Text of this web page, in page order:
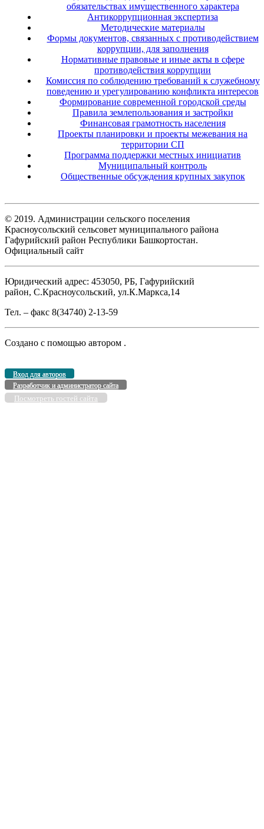
обязательствах имущественного характера
Антикоррупционная экспертиза
Методические материалы
Формы документов, связанных с противодействием
коррупции, для заполнения
Нормативные правовые и иные акты в сфере
противодействия коррупции
Комиссия по соблюдению требований к служебному
поведению и урегулированию конфликта интересов
Формирование современной городской среды
Правила землепользования и застройки
Финансовая грамотность населения
Проекты планировки и проекты межевания на
территории СП
Программа поддержки местных инициатив
Муниципальный контроль
Общественные обсуждения крупных закупок
© 2019. Администрации сельского поселения
Красноусольский сельсовет муниципального района
Гафурийский район Республики Башкортостан.
Официальный сайт
Юридический адрес: 453050, РБ, Гафурийский
район, С.Красноусольский, ул.К.Маркса,14
Тел. – факс 8(34740) 2-13-59
Создано с помощью автором .
Вход для авторов
Разработчик и администратор сайта
Посмотреть гостей сайта